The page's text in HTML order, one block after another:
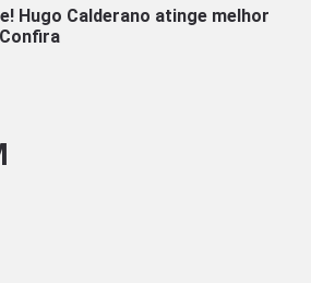
Hugo Calderano atinge melhor